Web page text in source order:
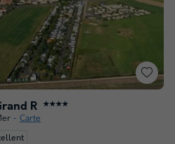
R ★★★★
Carte